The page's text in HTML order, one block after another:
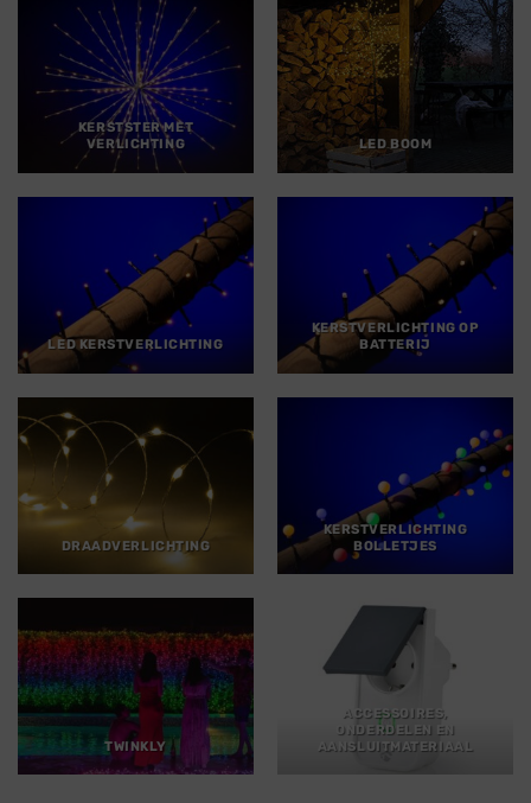
KERSTSTER MET
VERLICHTING
LED BOOM
LED KERSTVERLICHTING
KERSTVERLICHTING OP
BATTERIJ
DRAADVERLICHTING
KERSTVERLICHTING
BOLLETJES
TWINKLY
ACCESSOIRES,
ONDERDELEN EN
AANSLUITMATERIAAL